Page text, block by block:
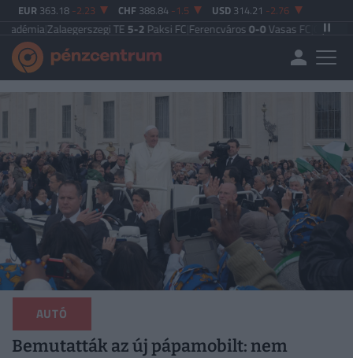
EUR 363.18 -2.23 CHF 388.84 -1.5 USD 314.21 -2.76
Zalaegerszegi TE5-2Paksi FC Ferencváros0-0Vasas FC|Győri ETO FC
AUTÓ
Bemutatták az új pápamobilt: nem